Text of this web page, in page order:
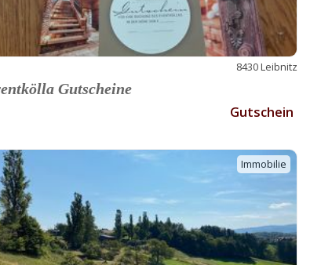
8430 Leibnitz
Gutscheine
Gutschein
Immobilie